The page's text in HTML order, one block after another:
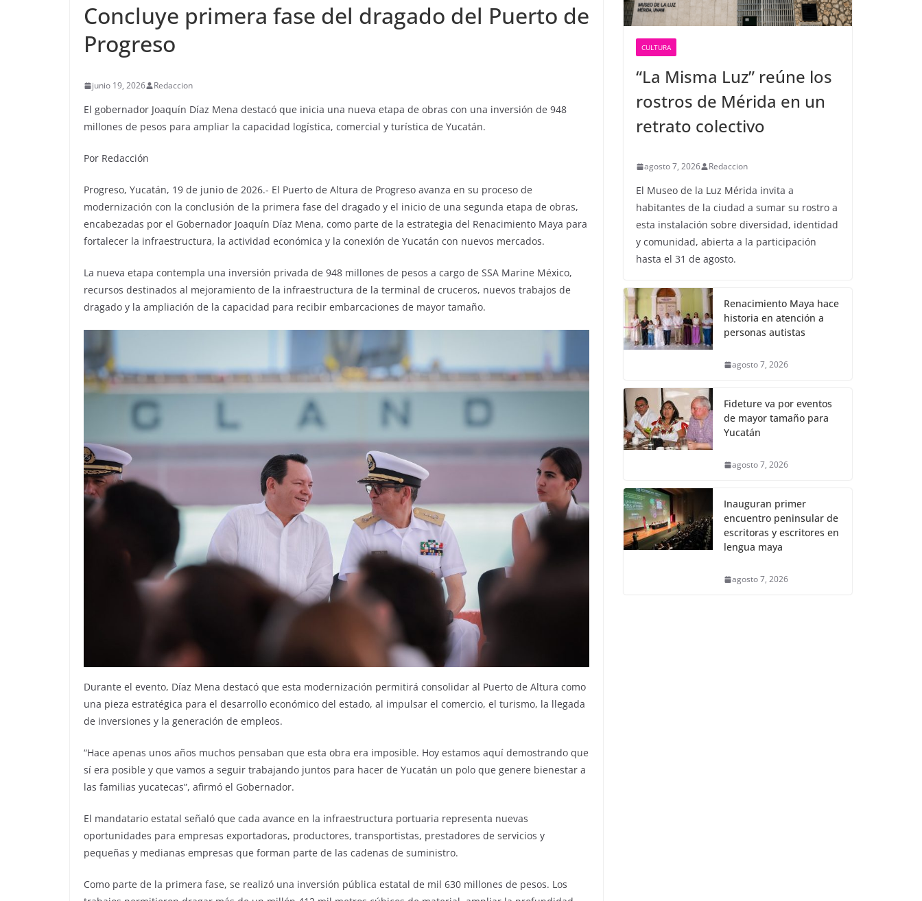
Concluye primera fase del dragado del Puerto de
Progreso
junio 19, 2026 Redaccion
El gobernador Joaquín Díaz Mena destacó que inicia una nueva etapa de obras con una inversión de 948
millones de pesos para ampliar la capacidad logística, comercial y turística de Yucatán.
Por Redacción
Progreso, Yucatán, 19 de junio de 2026.- El Puerto de Altura de Progreso avanza en su proceso de
modernización con la conclusión de la primera fase del dragado y el inicio de una segunda etapa de obras,
encabezadas por el Gobernador Joaquín Díaz Mena, como parte de la estrategia del Renacimiento Maya para
fortalecer la infraestructura, la actividad económica y la conexión de Yucatán con nuevos mercados.
La nueva etapa contempla una inversión privada de 948 millones de pesos a cargo de SSA Marine México,
recursos destinados al mejoramiento de la infraestructura de la terminal de cruceros, nuevos trabajos de
dragado y la ampliación de la capacidad para recibir embarcaciones de mayor tamaño.
Durante el evento, Díaz Mena destacó que esta modernización permitirá consolidar al Puerto de Altura como
una pieza estratégica para el desarrollo económico del estado, al impulsar el comercio, el turismo, la llegada
de inversiones y la generación de empleos.
“Hace apenas unos años muchos pensaban que esta obra era imposible. Hoy estamos aquí demostrando que
sí era posible y que vamos a seguir trabajando juntos para hacer de Yucatán un polo que genere bienestar a
las familias yucatecas”, afirmó el Gobernador.
El mandatario estatal señaló que cada avance en la infraestructura portuaria representa nuevas
oportunidades para empresas exportadoras, productores, transportistas, prestadores de servicios y
pequeñas y medianas empresas que forman parte de las cadenas de suministro.
Como parte de la primera fase, se realizó una inversión pública estatal de mil 630 millones de pesos. Los
CULTURA
“La Misma Luz” reúne los
rostros de Mérida en un
retrato colectivo
agosto 7, 2026 Redaccion
El Museo de la Luz Mérida invita a
habitantes de la ciudad a sumar su rostro a
esta instalación sobre diversidad, identidad
y comunidad, abierta a la participación
hasta el 31 de agosto.
Renacimiento Maya hace
historia en atención a
personas autistas
agosto 7, 2026
Fideture va por eventos
de mayor tamaño para
Yucatán
agosto 7, 2026
Inauguran primer
encuentro peninsular de
escritoras y escritores en
lengua maya
agosto 7, 2026